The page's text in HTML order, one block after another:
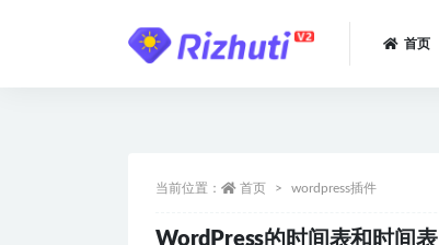
首页
当前位置： 首页 wordpress插件
WordPress的时间表和时间表